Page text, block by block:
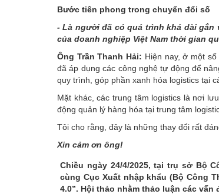
Bước tiên phong trong chuyển đổi số
- Là người đã có quá trình khá dài
của doanh nghiệp Việt Nam thời gian
Ông Trần Thanh Hải: Hiện nay, ở một
đã áp dụng các công nghệ tự động để
quy trình, góp phần xanh hóa logistics tại
Mặt khác, các trung tâm logistics là nơi
động quản lý hàng hóa tại trung tâm
Tôi cho rằng, đây là những thay đổi rất
Xin cảm ơn ông!
Chiều ngày 24/4/2025, tại trụ sở Bộ
cùng Cục Xuất nhập khẩu (Bộ Công
4.0”. Hội thảo nhằm thảo luận các